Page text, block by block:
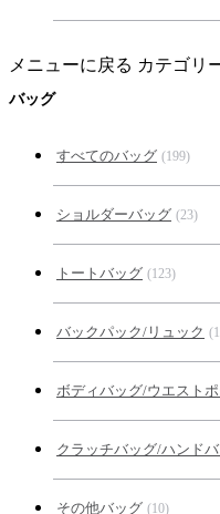
メニューに戻る カテゴリ
バッグ
すべてのバッグ (199)
ショルダーバッグ (23)
トートバッグ (123)
バックパック/リュック
ボディバッグ/ウエスト
クラッチバッグ/ハンド
その他バッグ (10)